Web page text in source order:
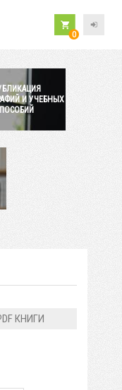
0
И УЧЕБНЫХ
КНИГИ